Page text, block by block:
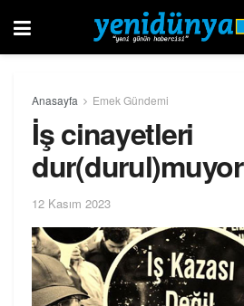
Anasayfa Emek Gündemi
İş cinayetleri
dur(durul)muyor
12 Kasım 2023